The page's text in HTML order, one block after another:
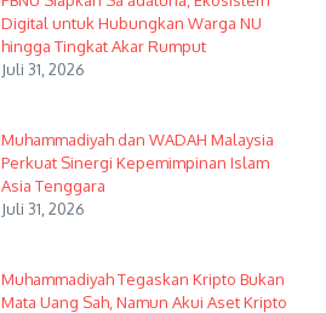
Digital untuk Hubungkan Warga NU
hingga Tingkat Akar Rumput
Juli 31, 2026
Muhammadiyah dan WADAH Malaysia
Perkuat Sinergi Kepemimpinan Islam
Asia Tenggara
Juli 31, 2026
Muhammadiyah Tegaskan Kripto Bukan
Mata Uang Sah, Namun Akui Aset Kripto